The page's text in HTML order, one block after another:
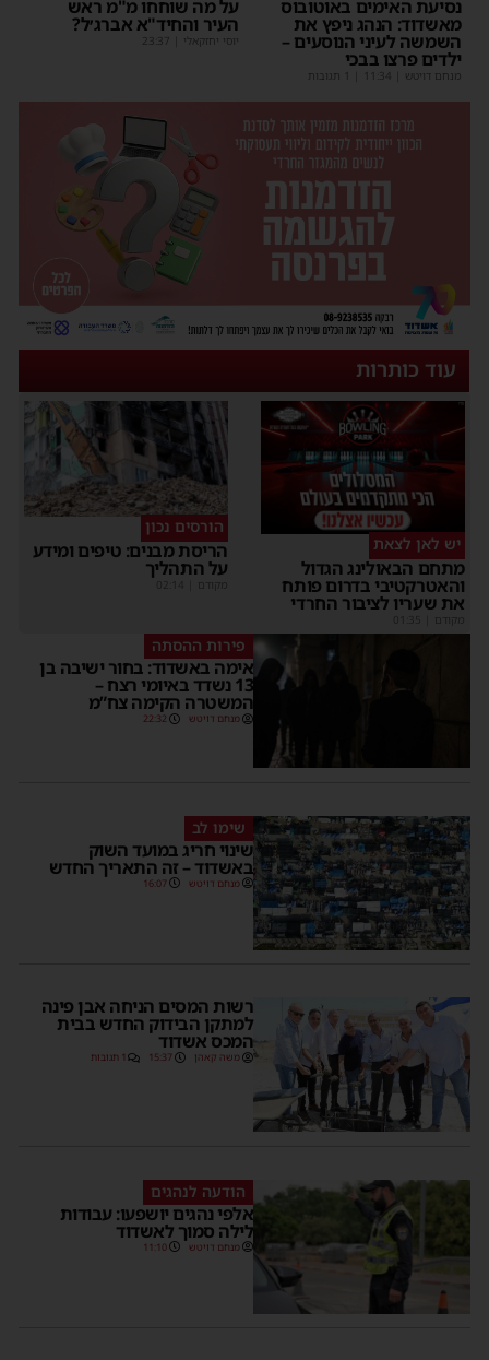
נסיעת האימים באוטובוס
מאשדוד: הנהג ניפץ את
השמשה לעיני הנוסעים –
ילדים פרצו בבכי
מנחם דויטש 11:34
על מה שוחחו מ"מ ראש
העיר והחיד"א אברג׳ל?
יוסי יחזקאלי 23:37
עוד כותרות
יש לאן לצאת
מתחם הבאולינג הגדול
והאטרקטיבי בדרום פותח
את שעריו לציבור החרדי
מקודם
הורסים נכון
הריסת מבנים: טיפים ומידע
על התהליך
מקודם
פירות ההסתה
אימה באשדוד: בחור ישיבה בן
13 נשדד באיומי רצח –
המשטרה הקימה צח”מ
מנחם דויטש 22:32
שימו לב
שינוי חריג במועד השוק
באשדוד – זה התאריך החדש
מנחם דויטש 16:07
רשות המסים הניחה אבן פינה
למתקן הבידוק החדש בבית
המכס אשדוד
משה קאהן 15:37 1 תגובות
הודעה לנהגים
אלפי נהגים יושפעו: עבודות
לילה סמוך לאשדוד
מנחם דויטש 11:10